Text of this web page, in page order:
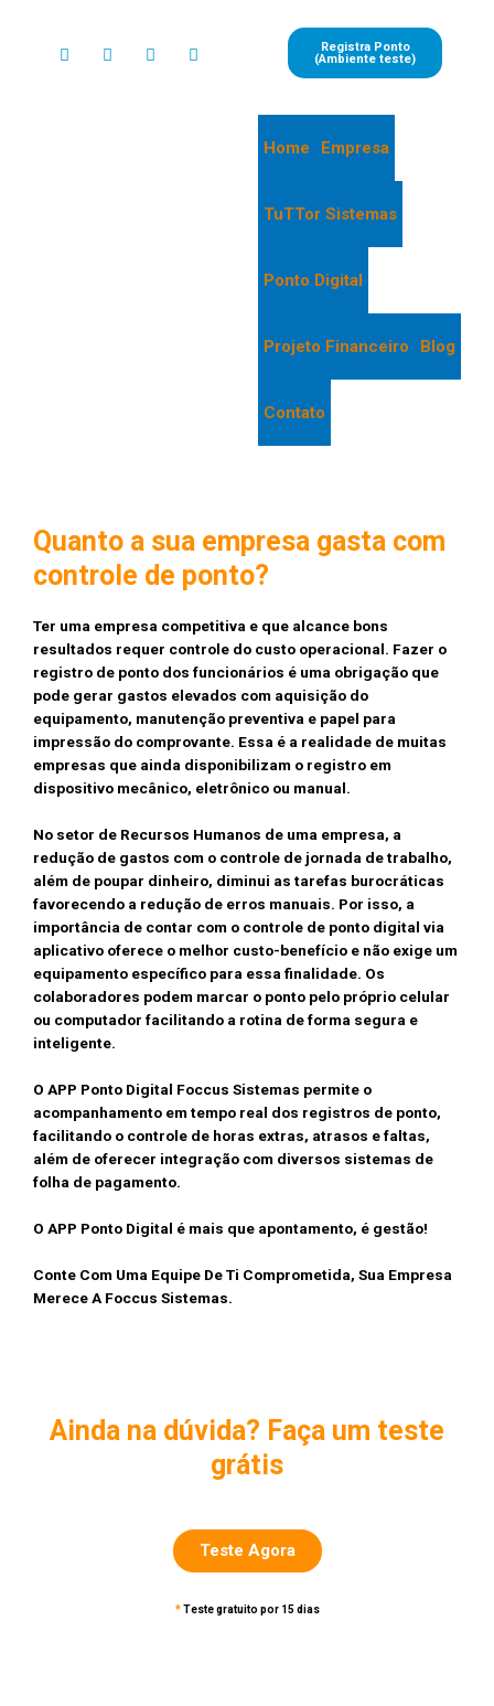
Registra Ponto
(Ambiente teste)
Home Empresa
TuTTor Sistemas
Ponto Digital
Projeto Financeiro Blog
Contato
Quanto a sua empresa gasta com
controle de ponto?
Ter uma empresa competitiva e que alcance bons
resultados requer controle do custo operacional. Fazer o
registro de ponto dos funcionários é uma obrigação que
pode gerar gastos elevados com aquisição do
equipamento, manutenção preventiva e papel para
impressão do comprovante. Essa é a realidade de muitas
empresas que ainda disponibilizam o registro em
dispositivo mecânico, eletrônico ou manual.
No setor de Recursos Humanos de uma empresa, a
redução de gastos com o controle de jornada de trabalho,
além de poupar dinheiro, diminui as tarefas burocráticas
favorecendo a redução de erros manuais. Por isso, a
importância de contar com o controle de ponto digital via
aplicativo oferece o melhor custo-benefício e não exige um
equipamento específico para essa finalidade. Os
colaboradores podem marcar o ponto pelo próprio celular
ou computador facilitando a rotina de forma segura e
inteligente.
O APP Ponto Digital Foccus Sistemas permite o
acompanhamento em tempo real dos registros de ponto,
facilitando o controle de horas extras, atrasos e faltas,
além de oferecer integração com diversos sistemas de
folha de pagamento.
O APP Ponto Digital é mais que apontamento, é gestão!
Conte Com Uma Equipe De Ti Comprometida, Sua Empresa
Merece A Foccus Sistemas.
Ainda na dúvida? Faça um teste
grátis
Teste Agora
*Teste gratuito por 15 dias